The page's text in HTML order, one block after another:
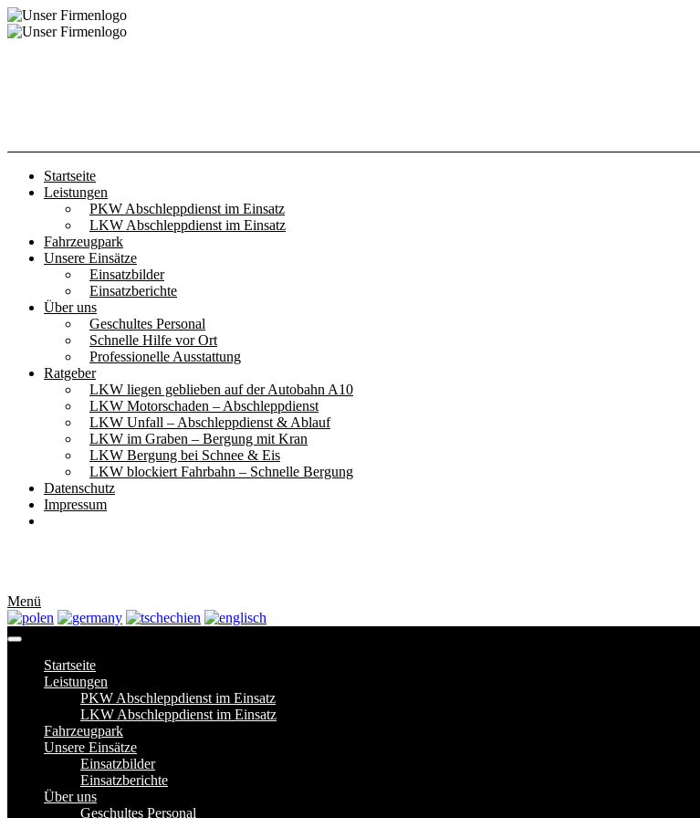
Startseite
Leistungen
PKW Abschleppdienst im Einsatz
LKW Abschleppdienst im Einsatz
Fahrzeugpark
Unsere Einsätze
Einsatzbilder
Einsatzberichte
Über uns
Geschultes Personal
Schnelle Hilfe vor Ort
Professionelle Ausstattung
Ratgeber
LKW liegen geblieben auf der Autobahn A10
LKW Motorschaden – Abschleppdienst
LKW Unfall – Abschleppdienst & Ablauf
LKW im Graben – Bergung mit Kran
LKW Bergung bei Schnee & Eis
LKW blockiert Fahrbahn – Schnelle Bergung
Datenschutz
Impressum
Menü
Startseite
Leistungen
PKW Abschleppdienst im Einsatz
LKW Abschleppdienst im Einsatz
Fahrzeugpark
Unsere Einsätze
Einsatzbilder
Einsatzberichte
Über uns
Geschultes Personal